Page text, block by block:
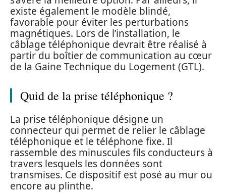
existe également le modèle blindé,
favorable pour éviter les perturbations
magnétiques. Lors de l’installation, le
câblage téléphonique devrait être réalisé à
partir du boîtier de communication au cœur
de la Gaine Technique du Logement (GTL).
Quid de la prise téléphonique ?
La prise téléphonique désigne un
connecteur qui permet de relier le câblage
téléphonique et le téléphone fixe. Il
rassemble des minuscules fils conducteurs à
travers lesquels les données sont
transmises. Ce dispositif est posé au mur ou
encore au plinthe.